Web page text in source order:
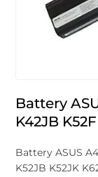
Battery
K42JB
Battery ASUS
K52JB K52JK